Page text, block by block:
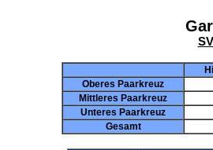
Oberes Paarkreuz
Mittleres Paarkreuz
Unteres Paarkreuz
Gesamt